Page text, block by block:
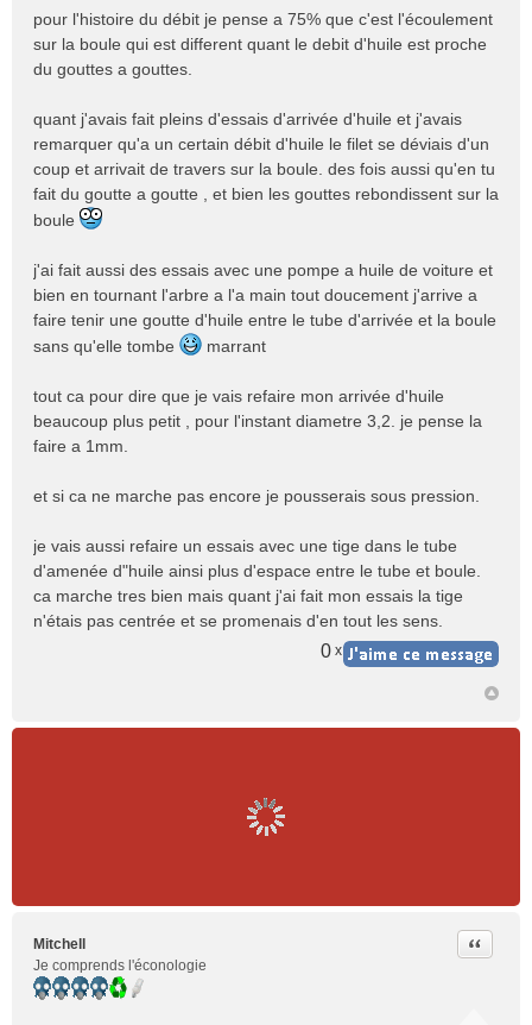
pour l'histoire du débit je pense a 75% que c'est l'écoulement
sur la boule qui est different quant le debit d'huile est proche
du gouttes a gouttes.
quant j'avais fait pleins d'essais d'arrivée d'huile et j'avais
remarquer qu'a un certain débit d'huile le filet se déviais d'un
coup et arrivait de travers sur la boule. des fois aussi qu'en tu
fait du goutte a goutte , et bien les gouttes rebondissent sur la
boule
j'ai fait aussi des essais avec une pompe a huile de voiture et
bien en tournant l'arbre a l'a main tout doucement j'arrive a
faire tenir une goutte d'huile entre le tube d'arrivée et la boule
sans qu'elle tombe
marrant
tout ca pour dire que je vais refaire mon arrivée d'huile
beaucoup plus petit , pour l'instant diametre 3,2. je pense la
faire a 1mm.
et si ca ne marche pas encore je pousserais sous pression.
je vais aussi refaire un essais avec une tige dans le tube
d'amenée d"huile ainsi plus d'espace entre le tube et boule.
ca marche tres bien mais quant j'ai fait mon essais la tige
n'étais pas centrée et se promenais d'en tout les sens.
0 x
Mitchell
Je comprends l'éconologie
Citer